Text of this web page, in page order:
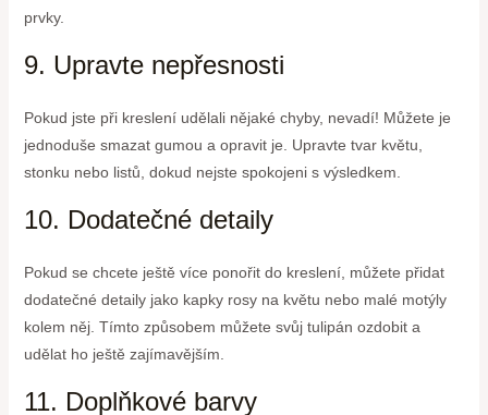
prvky.
9. Upravte nepřesnosti
Pokud jste při kreslení udělali nějaké chyby, nevadí! Můžete je
jednoduše smazat gumou a opravit je. Upravte tvar květu,
stonku nebo listů, dokud nejste spokojeni s výsledkem.
10. Dodatečné detaily
Pokud se chcete ještě více ponořit do kreslení, můžete přidat
dodatečné detaily jako kapky rosy na květu nebo malé motýly
kolem něj. Tímto způsobem můžete svůj tulipán ozdobit a
udělat ho ještě zajímavějším.
11. Doplňkové barvy